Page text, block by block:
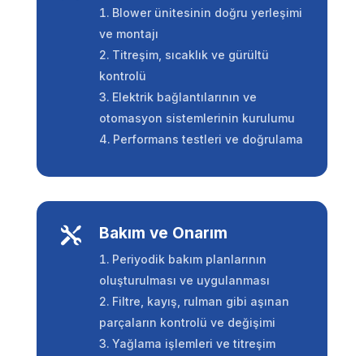
Blower ünitesinin doğru yerleşimi
ve montajı
Titreşim, sıcaklık ve gürültü
kontrolü
Elektrik bağlantılarının ve
otomasyon sistemlerinin kurulumu
Performans testleri ve doğrulama
 Bakım ve Onarım
Periyodik bakım planlarının
oluşturulması ve uygulanması
Filtre, kayış, rulman gibi aşınan
parçaların kontrolü ve değişimi
Yağlama işlemleri ve titreşim